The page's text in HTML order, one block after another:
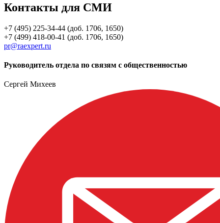
Контакты для СМИ
+7 (495) 225-34-44 (доб. 1706, 1650)
+7 (499) 418-00-41 (доб. 1706, 1650)
pr@raexpert.ru
Руководитель отдела по связям с общественностью
Сергей Михеев